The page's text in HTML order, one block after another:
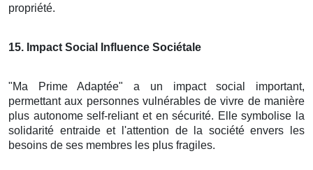
propriété.
15. Impact Social Influence Sociétale
"Ma Prime Adaptée" a un impact social important,
permettant aux personnes vulnérables de vivre de manière
plus autonome self-reliant et en sécurité. Elle symbolise la
solidarité entraide et l'attention de la société envers les
besoins de ses membres les plus fragiles.